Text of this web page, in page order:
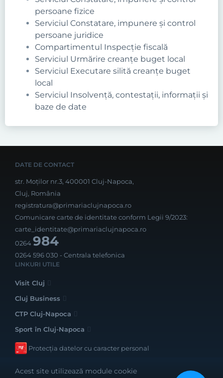
persoane fizice
Serviciul Constatare, impunere şi control
persoane juridice
Compartimentul Inspecție fiscală
Serviciul Urmărire creanţe buget local
Serviciul Executare silită creanţe buget
local
Serviciul Insolvenţă, contestaţii, informaţii şi
baze de date
DATE DE CONTACT
str. Moților nr.3, 400001 Cluj-Napoca,
Cluj, România
registratura@primariaclujnapoca.ro
Comunicare carte de identitate conform Legii 9/2023:
carte_identitate@primariaclujnapoca.ro
0264984
0264 596 030 - Centrala telefonica
LINKURI UTILE
Visit Cluj
Cluj Business
CTP Cluj-Napoca
Sport în Cluj-Napoca
Protecția datelor cu caracter personal
Acest site utilizează module cookie